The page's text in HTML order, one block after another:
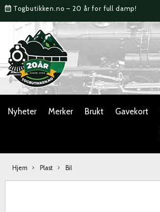
Togbutikken.no – 20 år for full damp!
Nyheter Merker Brukt Gavekort
Hjem Plast Bil